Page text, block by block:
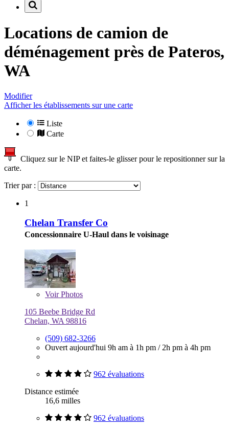
Locations de camion de
déménagement près de Pateros,
WA
Modifier
Afficher les établissements sur une carte
Liste
Carte
Cliquez sur le NIP et faites-le glisser pour le repositionner sur la
carte.
Trier par :
1
Chelan Transfer Co
Concessionnaire U-Haul dans le voisinage
VoirPhotos
105 Beebe Bridge Rd
Chelan, WA 98816
(509) 682-3266
Ouvert aujourd'hui 9h am à 1h pm / 2h pm à 4h pm
962 évaluations
Distance estimée
16,6 milles
962 évaluations